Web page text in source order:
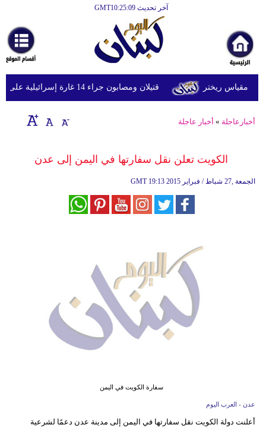
آخر تحديث GMT10:25:09
أخبارعاجلة
رياضة
ثقافة
إقتصاد
وموسيقى
قتيلان ومصابون جراء 14 غارة إسرائيلية على شرق وجنوب لبنان
أخبارعاجلة » أخبار عاجلة
الكويت تعلن نقل سفارتها في اليمن إلى عدن
GMT 19:13 2015 الجمعة ,27 شباط / فبراير
سفارة الكويت في اليمن
عدن - العرب اليوم
أعلنت دولة الكويت نقل سفارتها في اليمن إلى مدينة عدن دعمًا لشرعية